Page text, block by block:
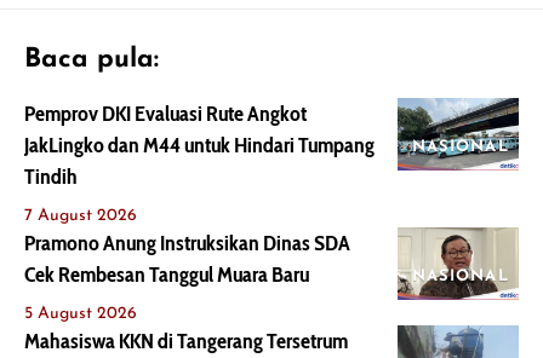
Baca pula:
NASIONAL
Pemprov DKI Evaluasi Rute Angkot
JakLingko dan M44 untuk Hindari Tumpang
Tindih
7 August 2026
NASIONAL
Pramono Anung Instruksikan Dinas SDA
Cek Rembesan Tanggul Muara Baru
5 August 2026
Mahasiswa KKN di Tangerang Tersetrum